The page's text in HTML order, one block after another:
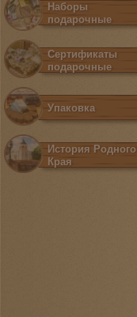
Наборы
подарочные
Сертификаты
подарочные
Упаковка
История Родного
Края